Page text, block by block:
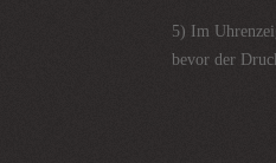
5) Im
bevor der